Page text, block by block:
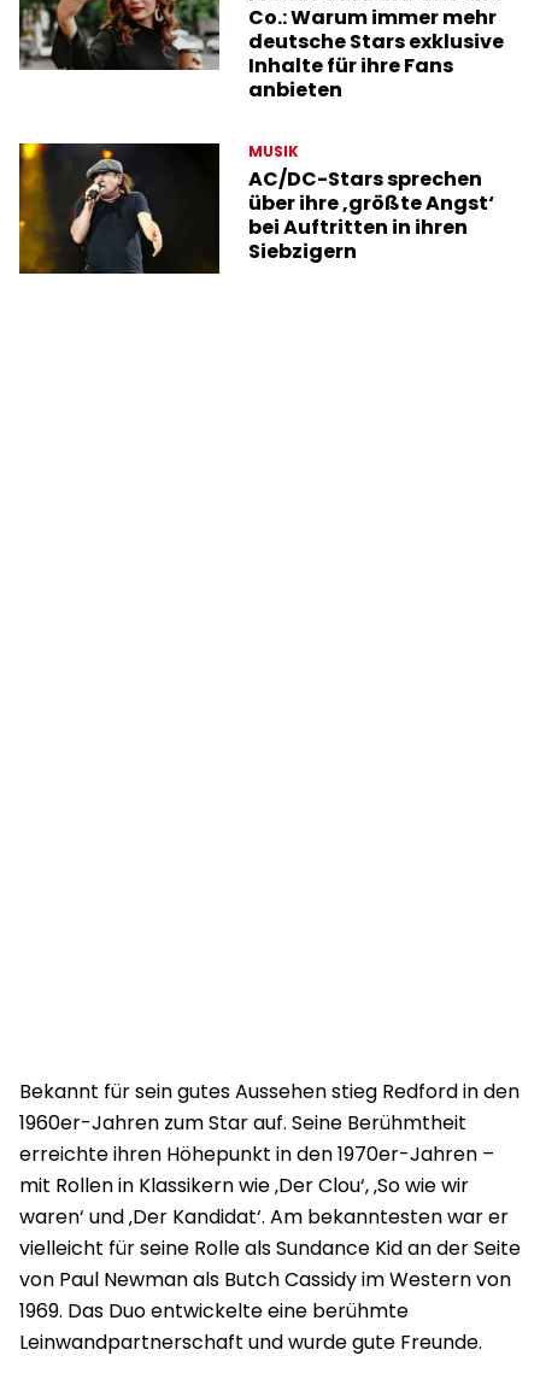
Co.: Warum immer mehr
deutsche Stars exklusive
Inhalte für ihre Fans
anbieten
MUSIK
AC/DC-Stars sprechen
über ihre ‚größte Angst‘
bei Auftritten in ihren
Siebzigern
Bekannt für sein gutes Aussehen stieg Redford in den
1960er-Jahren zum Star auf. Seine Berühmtheit
erreichte ihren Höhepunkt in den 1970er-Jahren –
mit Rollen in Klassikern wie ‚Der Clou‘, ‚So wie wir
waren‘ und ‚Der Kandidat‘. Am bekanntesten war er
vielleicht für seine Rolle als Sundance Kid an der Seite
von Paul Newman als Butch Cassidy im Western von
1969. Das Duo entwickelte eine berühmte
Leinwandpartnerschaft und wurde gute Freunde.